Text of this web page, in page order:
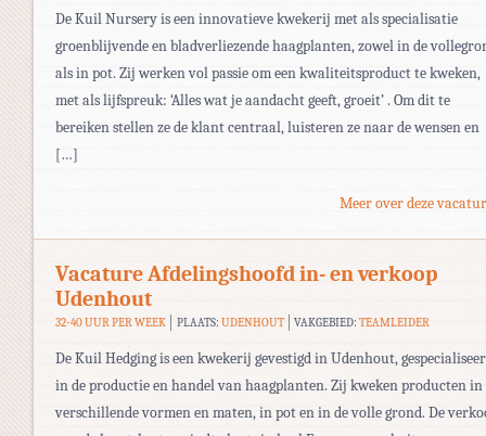
De Kuil Nursery is een innovatieve kwekerij met als specialisatie
groenblijvende en bladverliezende haagplanten, zowel in de
als in pot. Zij werken vol passie om een kwaliteitsproduct te kweken,
met als lijfspreuk: ‘Alles wat je aandacht geeft, groeit’ . Om dit te
bereiken stellen ze de klant centraal, luisteren ze naar de wensen en
[…]
Meer over deze
Vacature Afdelingshoofd in- en verkoop
Udenhout
32-40 UUR PER WEEK PLAATS: UDENHOUT VAKGEBIED:TEAMLEIDER
De Kuil Hedging is een kwekerij gevestigd in Udenhout,
in de productie en handel van haagplanten. Zij kweken producten in
verschillende vormen en maten, in pot en in de volle grond. De